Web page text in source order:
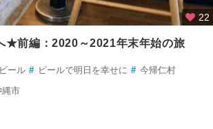
22
★前編：2020～2021年末年始の旅
ビール # ビールで明日を幸せに # 今帰仁村
縄市